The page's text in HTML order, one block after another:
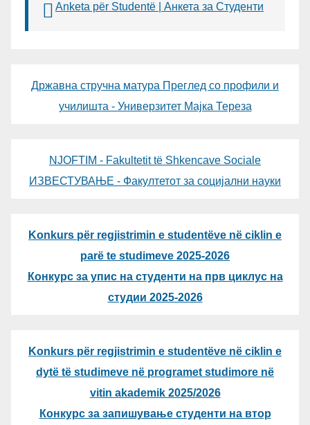
Anketa për Studentë | Анкета за Студенти
Државна стручна матура Преглед со профили и
училишта - Универзитет Мајка Тереза
NJOFTIM - Fakultetit të Shkencave Sociale
ИЗВЕСТУВАЊЕ - Факултетот за социјални науки
Konkurs për regjistrimin e studentëve në ciklin e
parë te studimeve 2025-2026
Конкурс за упис на студенти на прв циклус на
студии 2025-2026
Konkurs për regjistrimin e studentëve në ciklin e
dytë të studimeve në programet studimore në
vitin akademik 2025/2026
Конкурс за запишување студенти на втор